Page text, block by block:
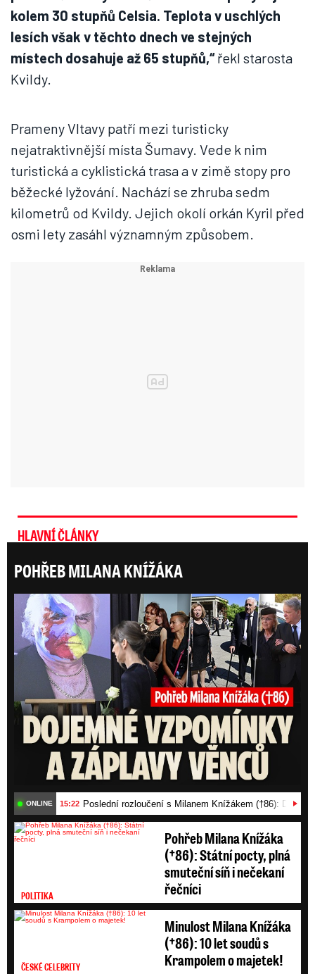
kolem 30 stupňů Celsia. Teplota v uschlých
lesích však v těchto dnech ve stejných
místech dosahuje až 65 stupňů,“řekl starosta
Kvildy.
Prameny Vltavy patří mezi turisticky
nejatraktivnější místa Šumavy. Vede k nim
turistická a cyklistická trasa a v zimě stopy pro
běžecké lyžování. Nachází se zhruba sedm
kilometrů od Kvildy. Jejich okolí orkán Kyril před
osmi lety zasáhl významným způsobem.
HLAVNÍ ČLÁNKY
POHŘEB MILANA KNÍŽÁKA
ONLINE 15:22 Poslední rozloučení s Milanem Knížákem (†86):
POLITIKA
Pohřeb Milana Knížáka
(†86): Státní pocty, plná
smuteční síň i nečekaní
řečníci
ČESKÉ CELEBRITY
Minulost Milana Knížáka
(†86): 10 let soudů s
Krampolem o majetek!